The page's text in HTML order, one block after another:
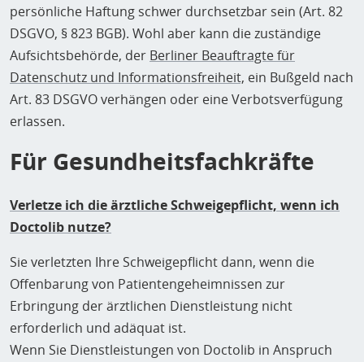
persönliche Haftung schwer durchsetzbar sein (Art. 82
DSGVO, § 823 BGB). Wohl aber kann die zuständige
Aufsichtsbehörde, der Berliner Beauftragte für
Datenschutz und Informationsfreiheit, ein Bußgeld nach
Art. 83 DSGVO verhängen oder eine Verbotsverfügung
erlassen.
Für Gesundheitsfachkräfte
Verletze ich die ärztliche Schweigepflicht, wenn ich
Doctolib nutze?
Sie verletzten Ihre Schweigepflicht dann, wenn die
Offenbarung von Patientengeheimnissen zur
Erbringung der ärztlichen Dienstleistung nicht
erforderlich und adäquat ist.
Wenn Sie Dienstleistungen von Doctolib in Anspruch